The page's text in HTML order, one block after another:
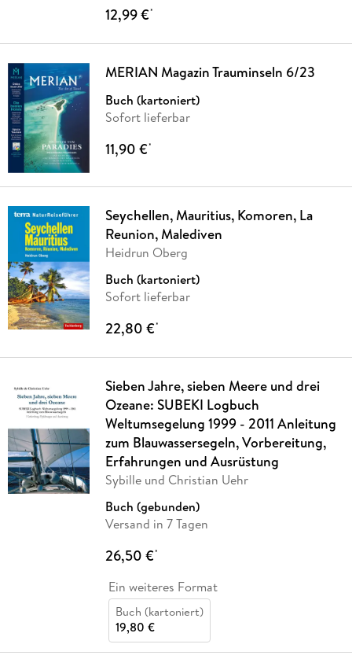
12,99 €*
MERIAN Magazin Trauminseln 6/23
Buch (kartoniert)
Sofort lieferbar
11,90 €*
Seychellen, Mauritius, Komoren, La
Reunion, Malediven
Heidrun Oberg
Buch (kartoniert)
Sofort lieferbar
22,80 €*
Sieben Jahre, sieben Meere und drei
Ozeane: SUBEKI Logbuch
Weltumsegelung 1999 - 2011 Anleitung
zum Blauwassersegeln, Vorbereitung,
Erfahrungen und Ausrüstung
Sybille und Christian Uehr
Buch (gebunden)
Versand in 7 Tagen
26,50 €*
Ein weiteres Format
Buch (kartoniert)
19,80 €